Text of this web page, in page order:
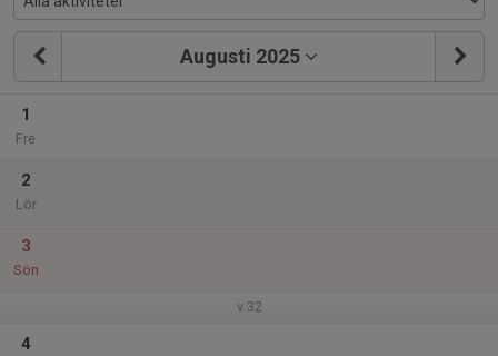
Augusti 2025
1
Fre
2
Lör
3
Sön
v.32
4